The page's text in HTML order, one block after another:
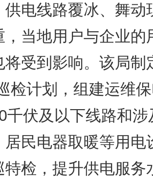
供电线路覆冰、舞动
，当地用户与企业的
受到影响。该局制
检计划，组建运维
千伏及以下线路和涉
居民电器取暖等用电
特检，提升供电服务